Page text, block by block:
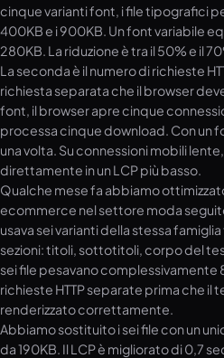
cinque varianti font, i file tipografici
400KB e i 900KB. Un font variabile
280KB. La riduzione è tra il 50% e il
La seconda è il numero di richieste
richiesta separata che il browser
font, il browser apre cinque
processa cinque download. Con un
una volta. Su connessioni mobili
direttamente in un LCP più basso.
Qualche mese fa abbiamo
ecommerce nel settore moda
usava sei varianti della stessa
sezioni: titoli, sottotitoli, corpo del
sei file pesavano complessivamente
richieste HTTP separate prima che il
renderizzato correttamente.
Abbiamo sostituito i sei file con un
da 190KB. Il LCP è migliorato di 0,7